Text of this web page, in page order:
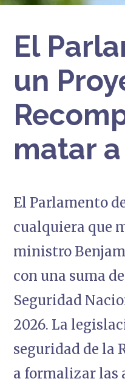
El
un
matar
El Parlamento
cualquiera que
ministro
con una suma
Seguridad
2026. La
seguridad de la
a formalizar las